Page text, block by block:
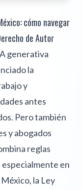
cómo navegar
de Autor
generativa
la
y
antes
Pero también
y abogados
reglas
en
la Ley